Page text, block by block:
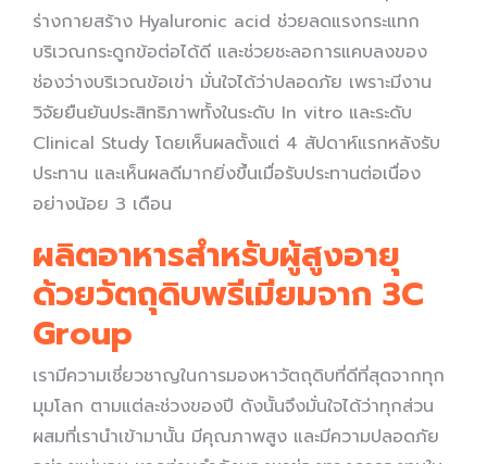
ร่างกายสร้าง Hyaluronic acid ช่วยลดแรงกระแทก
บริเวณกระดูกข้อต่อได้ดี และช่วยชะลอการแคบลงของ
ช่องว่างบริเวณข้อเข่า มั่นใจได้ว่าปลอดภัย เพราะมีงาน
วิจัยยืนยันประสิทธิภาพทั้งในระดับ In vitro และระดับ
Clinical Study โดยเห็นผลตั้งแต่ 4 สัปดาห์แรกหลังรับ
ประทาน และเห็นผลดีมากยิ่งขึ้นเมื่อรับประทานต่อเนื่อง
อย่างน้อย 3 เดือน
ผลิตอาหารสำหรับผู้สูงอายุ
ด้วยวัตถุดิบพรีเมียมจาก 3C
Group
เรามีความเชี่ยวชาญในการมองหาวัตถุดิบที่ดีที่สุดจากทุก
มุมโลก ตามแต่ละช่วงของปี ดังนั้นจึงมั่นใจได้ว่าทุกส่วน
ผสมที่เรานำเข้ามานั้น มีคุณภาพสูง และมีความปลอดภัย